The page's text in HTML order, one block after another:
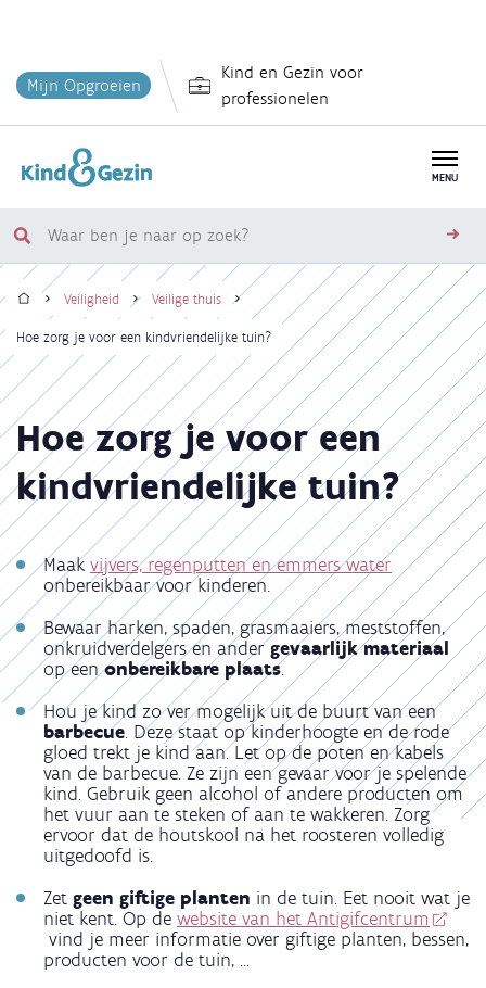
en
inhoud
Mijn Opgroeien
Kind en Gezin voor
professionelen
MENU
Waar
ben
je
op
zoek?
Kruimelpad
HomeVeiligheid Veilige thuis
Hoe zorg je voor een kindvriendelijke tuin?
Hoe zorg je voor een
kindvriendelijke tuin?
Maakvijvers, regenputten en emmers water
onbereikbaar voor kinderen.
Bewaar harken, spaden, grasmaaiers, meststoffen,
onkruidverdelgers en andergevaarlijk materiaal
op eenonbereikbare plaats.
Hou je kind zo ver mogelijk uit de buurt van een
barbecue. Deze staat op kinderhoogte en de rode
gloed trekt je kind aan. Let op de poten en kabels
van de barbecue. Ze zijn een gevaar voor je spelende
kind. Gebruik geen alcohol of andere producten om
het vuur aan te steken of aan te wakkeren. Zorg
ervoor dat de houtskool na het roosteren volledig
uitgedoofd is.
Zet geen giftige planten in de tuin. Eet nooit wat je
niet kent. Op de website van het Antigifcentrum
vind je meer informatie over giftige planten, bessen,
producten voor de tuin, ...